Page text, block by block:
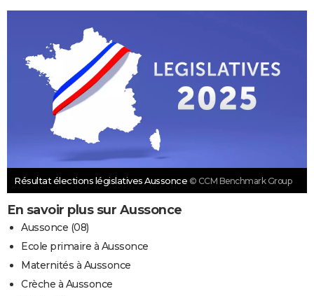
Résultat élections législatives Aussonce © CCM Benchmark Group
En savoir plus sur Aussonce
Aussonce (08)
Ecole primaire à Aussonce
Maternités à Aussonce
Crèche à Aussonce